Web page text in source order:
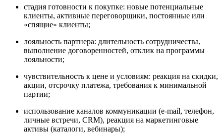
стадия готовности к покупке: новые потенциальные
клиенты, активные переговорщики, постоянные или
«спящие» клиенты;
лояльность партнера: длительность сотрудничества,
выполнение договоренностей, отклик на программы
лояльности;
чувствительность к цене и условиям: реакция на скидки,
акции, отсрочку платежа, требования к минимальной
партии;
использование каналов коммуникации (e-mail, телефон,
личные встречи, CRM), реакция на маркетинговые
активы (каталоги, вебинары);